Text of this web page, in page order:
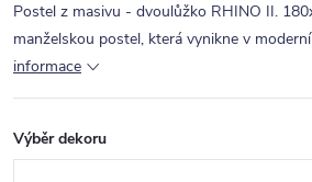
Postel z masivu - dvoulůžko RHINO II.
manželskou postel, která vynikne v
informace
Výběr dekoru